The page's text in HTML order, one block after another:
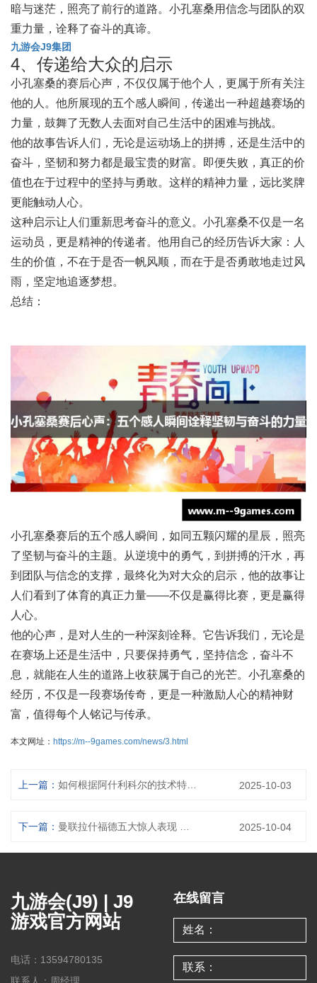
暗与迷茫，照亮了前行的道路。小孔塞桑用信念与团队的双
重力量，诠释了奋斗的真谛。
九游会J9集团
4、传递给大众的启示
小孔塞桑的赛后心声，不仅仅属于他个人，更属于所有关注
他的人。他所展现的五个感人瞬间，传递出一种超越赛场的
力量，鼓舞了无数人去面对自己生活中的困难与挑战。
他的故事告诉人们，无论是运动场上的拼搏，还是生活中的
奋斗，坚韧和努力都是最宝贵的财富。即便失败，真正的价
值也在于过程中的坚持与勇敢。这样的精神力量，远比奖牌
更能触动人心。
这种启示让人们重新思考奋斗的意义。小孔塞桑不仅是一名
运动员，更是精神的传递者。他用自己的经历告诉大家：人
生的价值，不在于是否一帆风顺，而在于是否勇敢地走过风
雨，坚定地追逐梦想。
总结：
小孔塞桑赛后的五个感人瞬间，如同五颗闪耀的星辰，照亮
了坚韧与奋斗的主题。从逆境中的勇气，到拼搏的汗水，再
到团队与信念的支撑，最终化为对大众的启示，他的故事让
人们看到了体育的真正力量——不仅是赢得比赛，更是赢得
人心。
他的心声，是对人生的一种深刻诠释。它告诉我们，无论是
在赛场上还是生活中，只要保持勇气，坚持信念，奋斗不
息，就能在人生的道路上收获属于自己的光芒。小孔塞桑的
经历，不仅是一段赛场传奇，更是一种激励人心的精神财
富，值得每个人铭记与传承。
本文网址： https://m--9games.com/news/3.html
上一篇： 2025-10-03
下一篇： 2025-10-04
九游会(J9) | J9
游戏官方网站
电话：13594780135
联系人：周经理
在线留言